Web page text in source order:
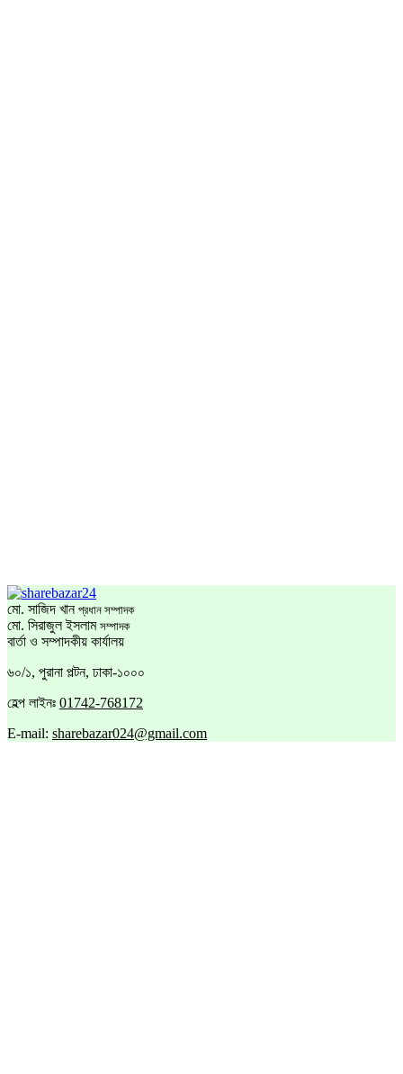
মো. সাজিদ খান প্রধান সম্পাদক
মো. সিরাজুল ইসলাম সম্পাদক
বার্তা ও সম্পাদকীয় কার্যালয়
৬০/১, পুরানা পল্টন, ঢাকা-১০০০
হেল্প লাইনঃ 01742-768172
E-mail: sharebazar024@gmail.com